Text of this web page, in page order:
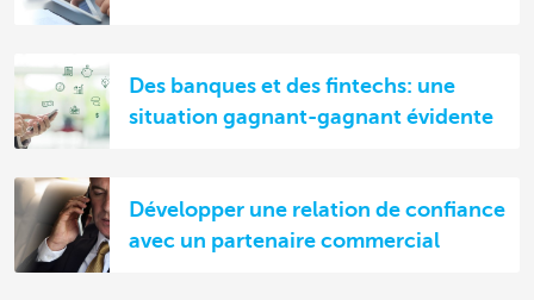
Des banques et des fintechs: une
situation gagnant-gagnant évidente
Développer une relation de confiance
avec un partenaire commercial